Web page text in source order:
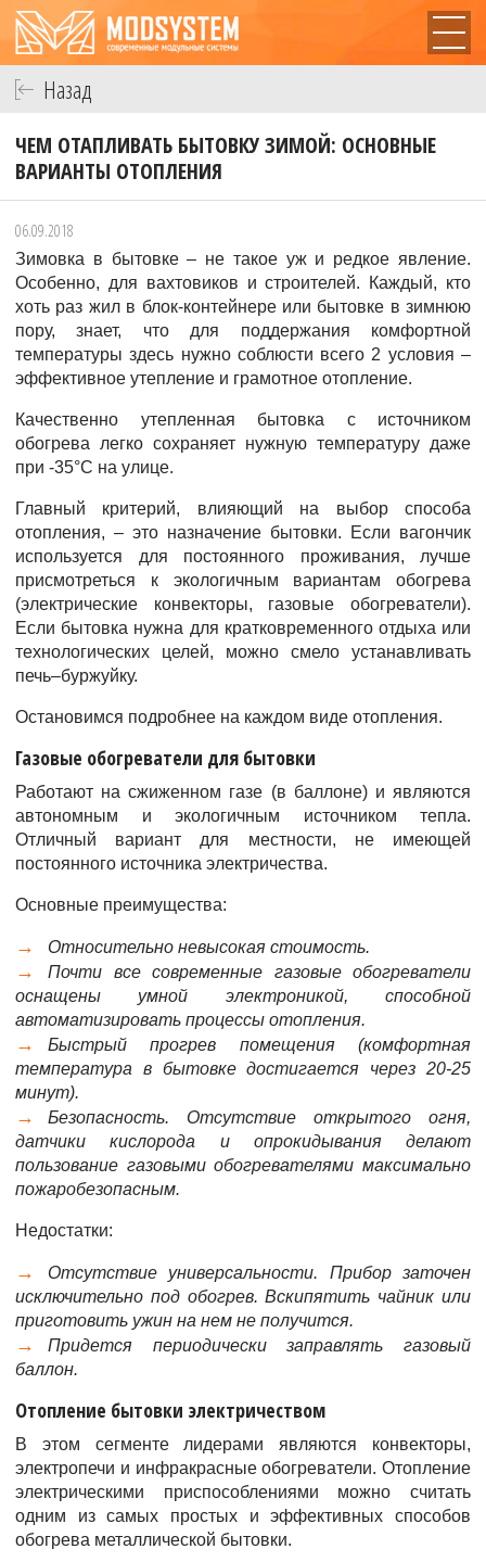
Назад
ЧЕМ ОТАПЛИВАТЬ БЫТОВКУ ЗИМОЙ: ОСНОВНЫЕ
ВАРИАНТЫ ОТОПЛЕНИЯ
06.09.2018
Зимовка в бытовке – не такое уж и редкое явление.
Особенно, для вахтовиков и строителей. Каждый, кто
хоть раз жил в блок-контейнере или бытовке в зимнюю
пору, знает, что для поддержания комфортной
температуры здесь нужно соблюсти всего 2 условия –
эффективное утепление и грамотное отопление.
Качественно утепленная бытовка с источником
обогрева легко сохраняет нужную температуру даже
при -35°С на улице.
Главный критерий, влияющий на выбор способа
отопления, – это назначение бытовки. Если вагончик
используется для постоянного проживания, лучше
присмотреться к экологичным вариантам обогрева
(электрические конвекторы, газовые обогреватели).
Если бытовка нужна для кратковременного отдыха или
технологических целей, можно смело устанавливать
печь–буржуйку.
Остановимся подробнее на каждом виде отопления.
Газовые обогреватели для бытовки
Работают на сжиженном газе (в баллоне) и являются
автономным и экологичным источником тепла.
Отличный вариант для местности, не имеющей
постоянного источника электричества.
Основные преимущества:
Относительно невысокая стоимость.
Почти все современные газовые обогреватели
оснащены умной электроникой, способной
автоматизировать процессы отопления.
Быстрый прогрев помещения (комфортная
температура в бытовке достигается через 20-25
минут).
Безопасность. Отсутствие открытого огня,
датчики кислорода и опрокидывания делают
пользование газовыми обогревателями максимально
пожаробезопасным.
Недостатки:
Отсутствие универсальности. Прибор заточен
исключительно под обогрев. Вскипятить чайник или
приготовить ужин на нем не получится.
Придется периодически заправлять газовый
баллон.
Отопление бытовки электричеством
В этом сегменте лидерами являются конвекторы,
электропечи и инфракрасные обогреватели. Отопление
электрическими приспособлениями можно считать
одним из самых простых и эффективных способов
обогрева металлической бытовки.